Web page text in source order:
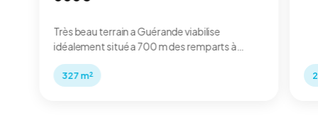
Très beau terrain a Guérande viabilise
idéalement situé a 700 m des remparts à
moins d'1 KM de tous commerces et écoles.
BERTHELOT CONSTRUCTIONS 50 ans
327 m²